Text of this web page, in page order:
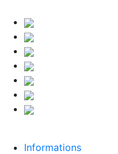
Informations